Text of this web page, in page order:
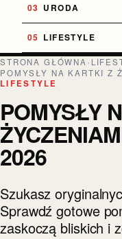
URODA
LIFESTYLE
STRONA GŁÓWNA›
POMYSŁY NA KARTKI Z
LIFESTYLE
POMYSŁY
2026
Szukasz
Sprawdź gotowe
zaskoczą bliskich i